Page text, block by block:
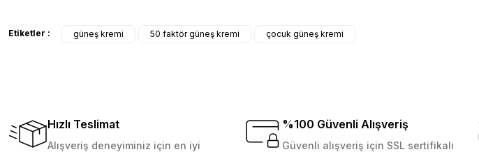
D... N... | 08/08/2024
subelerde bulamadigini burda bulabiliyosun bazen
Etiketler : güneş kremi 50 faktör güneş kremi çocuk güneş kremi
Hızlı Teslimat
Alışveriş deneyiminiz için en iyi
%100 Güvenli Alışveriş
Güvenli alışveriş için SSL sertifikalı